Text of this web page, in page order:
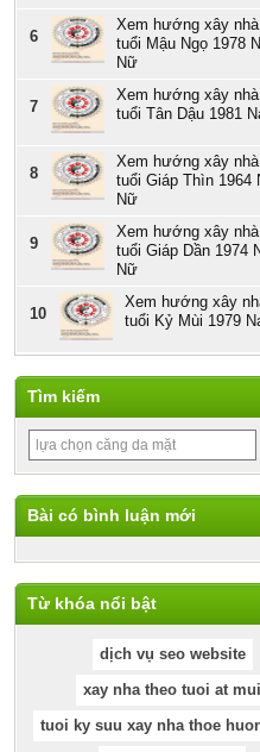
6
Xem hướng xây
tuổi Mậu Ngọ 1978
Nữ
7
Xem hướng xây
tuổi Tân Dậu 1981
8
Xem hướng xây
tuổi Giáp Thìn 1964
Nữ
9
Xem hướng xây
tuổi Giáp Dần 1974
Nữ
10
Xem hướng xây
tuổi Kỷ Mùi 1979
Tìm kiếm
Bài có bình luận mới
Từ khóa nổi bật
dịch vụ seo website
xay nha theo tuoi at mui
tuoi ky suu xay nha thoe